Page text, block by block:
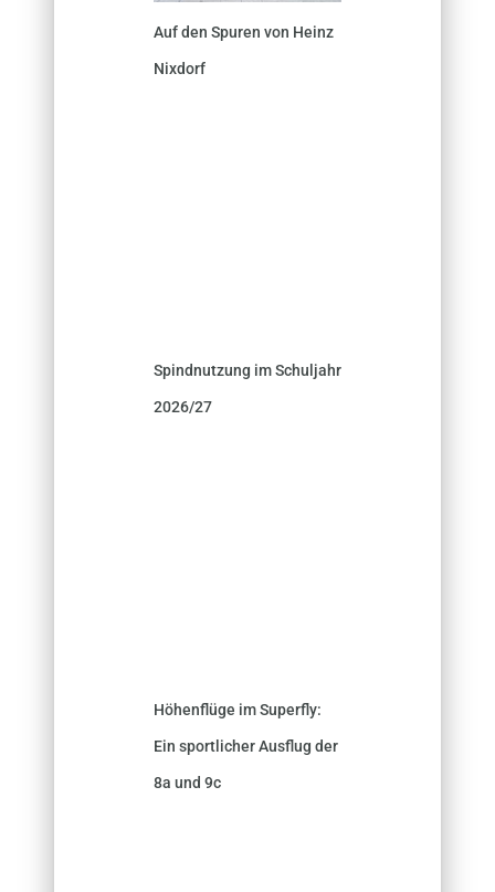
Auf den Spuren von Heinz
Nixdorf
Spindnutzung im Schuljahr
2026/27
Höhenflüge im Superfly:
Ein sportlicher Ausflug der
8a und 9c